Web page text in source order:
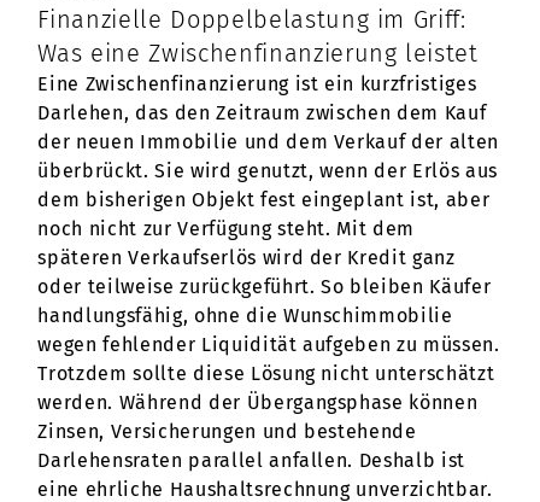
Finanzielle Doppelbelastung im Griff:
Was eine Zwischenfinanzierung leistet
Eine Zwischenfinanzierung ist ein kurzfristiges
Darlehen, das den Zeitraum zwischen dem Kauf
der neuen Immobilie und dem Verkauf der alten
überbrückt. Sie wird genutzt, wenn der Erlös aus
dem bisherigen Objekt fest eingeplant ist, aber
noch nicht zur Verfügung steht. Mit dem
späteren Verkaufserlös wird der Kredit ganz
oder teilweise zurückgeführt. So bleiben Käufer
handlungsfähig, ohne die Wunschimmobilie
wegen fehlender Liquidität aufgeben zu müssen.
Trotzdem sollte diese Lösung nicht unterschätzt
werden. Während der Übergangsphase können
Zinsen, Versicherungen und bestehende
Darlehensraten parallel anfallen. Deshalb ist
eine ehrliche Haushaltsrechnung unverzichtbar.